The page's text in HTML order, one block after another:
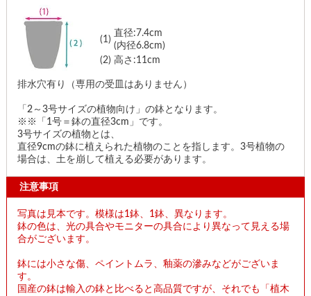
(1)
直径:7.4cm
(内径6.8cm)
(2) 高さ:11cm
排水穴有り（専用の受皿はありません）
「2～3号サイズの植物向け」の鉢となります。
※※「1号＝鉢の直径3cm」です。
3号サイズの植物とは、
直径9cmの鉢に植えられた植物のことを指します。3号植物の
場合は、土を崩して植える必要があります。
注意事項
写真は見本です。模様は1鉢、1鉢、異なります。
鉢の色は、光の具合やモニターの具合により異なって見える場
合がございます。
鉢には小さな傷、ペイントムラ、釉薬の滲みなどがございま
す。
国産の鉢は輸入の鉢と比べると高品質ですが、それでも「植木